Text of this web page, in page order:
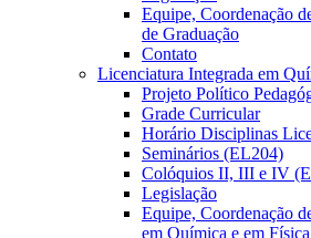
Equipe, Coordenação
de Graduação
Contato
Licenciatura Integrada em
Projeto Político
Grade Curricular
Horário Disciplinas
Seminários (EL204)
Colóquios II, III e IV
Legislação
Equipe, Coordenação
em Química e em